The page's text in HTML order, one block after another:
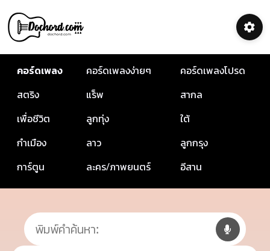
คอร์ดเพลง คอร์ดเพลงง่ายๆ
คอร์ดเพลงโปรด
สตริง
แร็พ
สากล
เพื่อชีวิต
ลูกทุ่ง
ใต้
กำเมือง
ลาว
ลูกกรุง
การ์ตูน
ละคร/ภาพยนตร์ อีสาน